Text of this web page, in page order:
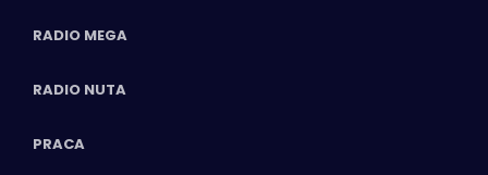
RADIO MEGA
RADIO NUTA
PRACA